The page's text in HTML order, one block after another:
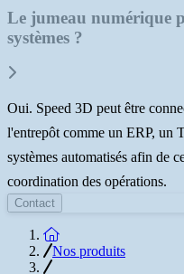
Le jumeau numérique
systèmes ?
Oui. Speed 3D peut être
l'entrepôt comme un ERP, un
systèmes automatisés afin de
coordination des opérations.
Contact
Accueil
Nos produits